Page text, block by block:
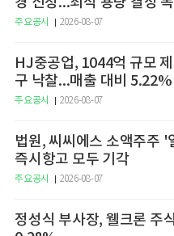
주요공시 2026-08-07
HJ중공업, 1044억 규모
구 낙찰...매출 대비 5.22%
주요공시 2026-08-07
법원, 씨씨에스 소액주주 '
즉시항고 모두 기각
주요공시 2026-08-07
정성식 부사장, 웰크론 주식 3만